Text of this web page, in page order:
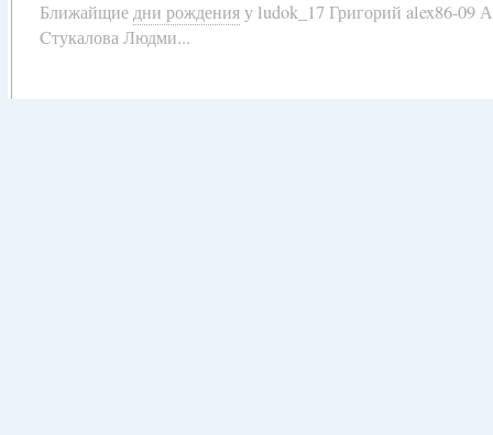
Ближайщиедни рожденияу ludok_17 Григорий alex86-09
Cтукалова Людми...